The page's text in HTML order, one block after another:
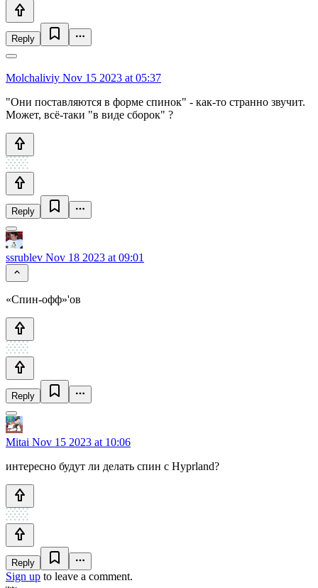
Reply
Molchaliviy Nov 15 2023 at 05:37
"Они поставляются в форме спинок" - как-то странно звучит.
Может, всё-таки "в виде сборок" ?
Reply
ssrublev Nov 18 2023 at 09:01
«Спин-офф»'ов
Reply
Mitai Nov 15 2023 at 10:06
интересно будут ли делать спин с Hyprland?
Reply
Sign up to leave a comment.